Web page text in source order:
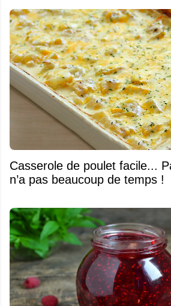
Casserole de poulet facile...
n’a pas beaucoup de temps !